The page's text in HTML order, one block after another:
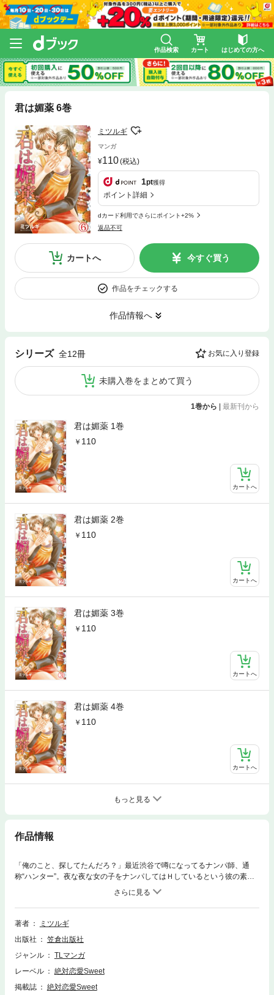
作品検索 カート はじめての方へ
君は媚薬 6巻
ミツルギ
マンガ
110(税込)
1pt獲得
ポイント詳細
dカード利用でさらにポイント+2%
返品不可
カートへ 今すぐ買う
作品をチェックする
作品情報へ
シリーズ 全12冊 お気に入り登録
未購入巻をまとめて買う
1巻から | 最新刊から
君は媚薬 1巻
110
カートへ
君は媚薬 2巻
110
カートへ
君は媚薬 3巻
110
カートへ
君は媚薬 4巻
110
カートへ
もっと見る
作品情報
「俺のこと、探してたんだろ？」最近渋谷で噂になってるナンパ師、通
称“ハンター”。夜な夜な女の子をナンパしてはＨしているという彼の素顔
を誰も知る人はいない。ナンパされた女の子たちは、気持ちいいHでとろ
かされてめろめろにされて、目覚めたときには一人、ハンターの素顔をは
っきりと覚えていない、というのだ。謎めいたハンターを探そうと、友達
と渋谷に赴いたヒカリ。路地裏でセッ●スしている男女に遭遇してしま
リ。ちらりと見えた男――たぶん、ハンター――はヒカリの知ってる男だ
ったが…。
著者
ミツルギ
出版社
笠倉出版社
ジャンル
TLマンガ
レーベル
絶対恋愛Sweet
掲載誌
絶対恋愛Sweet